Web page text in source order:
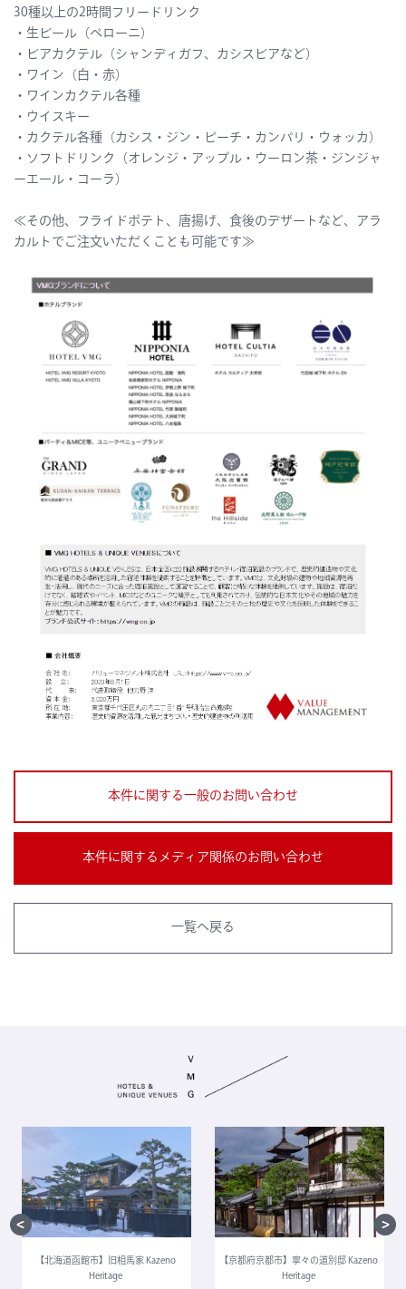
30種以上の2時間フリードリンク
・生ビール（ペローニ）
・ビアカクテル（シャンディガフ、カシスビアなど）
・ワイン（白・赤）
・ワインカクテル各種
・ウイスキー
・カクテル各種（カシス・ジン・ピーチ・カンパリ・ウォッカ）
・ソフトドリンク（オレンジ・アップル・ウーロン茶・ジンジャ
ーエール・コーラ）
≪その他、フライドポテト、唐揚げ、食後のデザートなど、アラ
カルトでご注文いただくことも可能です≫
本件に関する一般のお問い合わせ
本件に関するメディア関係のお問い合わせ
一覧へ戻る
【北海道函館市】旧相馬家 Kazeno
Heritage
【京都府京都市】寧々の道別邸 Kazeno
Heritage